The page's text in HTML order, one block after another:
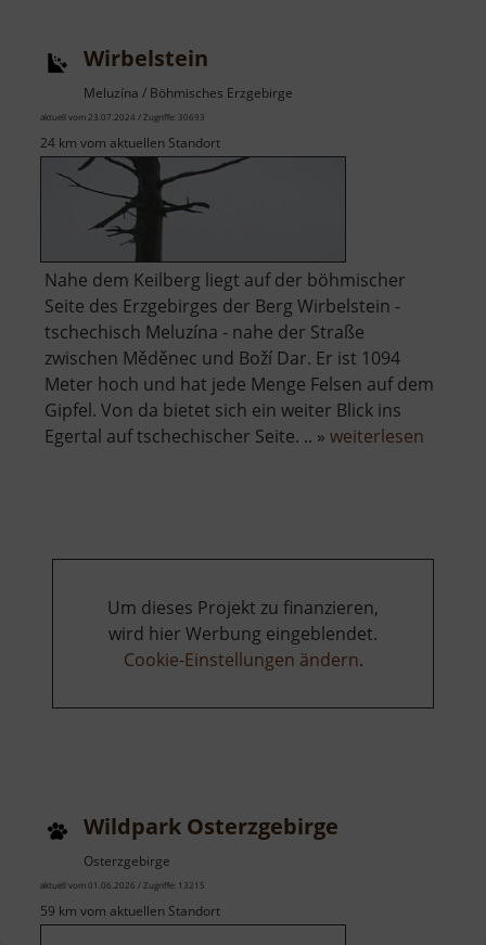
Wirbelstein
Meluzína / Böhmisches Erzgebirge
aktuell vom 23.07.2024 / Zugriffe: 30693
24 km vom aktuellen Standort
Nahe dem Keilberg liegt auf der böhmischer
Seite des Erzgebirges der Berg Wirbelstein -
tschechisch Meluzína - nahe der Straße
zwischen Měděnec und Boží Dar. Er ist 1094
Meter hoch und hat jede Menge Felsen auf dem
Gipfel. Von da bietet sich ein weiter Blick ins
Egertal auf tschechischer Seite. .. » weiterlesen
Um dieses Projekt zu finanzieren,
wird hier Werbung eingeblendet.
Cookie-Einstellungen ändern.
Wildpark Osterzgebirge
Osterzgebirge
aktuell vom 01.06.2026 / Zugriffe: 13215
59 km vom aktuellen Standort